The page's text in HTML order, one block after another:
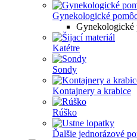
Gynekologické
Gynekologické
Katétre
Sondy
Kontajnery a krabice
Rúško
Ďalšie jednorázové